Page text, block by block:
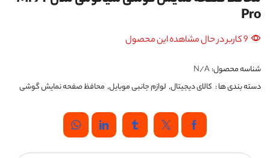
Pro
9 کاربر در حال مشاهده این محصول
شناسه محصول:N/A
دسته بندی ها : کالای دیجیتال, لوازم جانبی موبایل, محافظ صفحه نمایش گوشی